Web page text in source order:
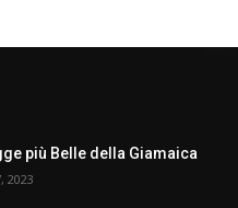
più Belle della Giamaica
2023